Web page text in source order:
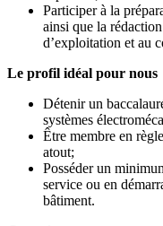
Participer à la
ainsi que la
d’exploitation et au
Le profil idéal pour nous
Détenir un
systèmes
Être membre en
atout;
Posséder un
service ou en
bâtiment.